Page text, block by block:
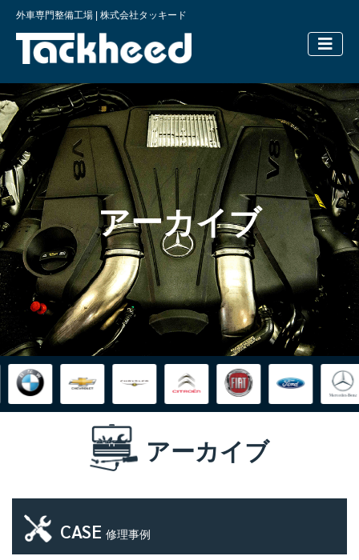
外車専門整備工場 | 株式会社タッキード
横浜の外
アーカイブ
アーカイブ
CASE 修理事例